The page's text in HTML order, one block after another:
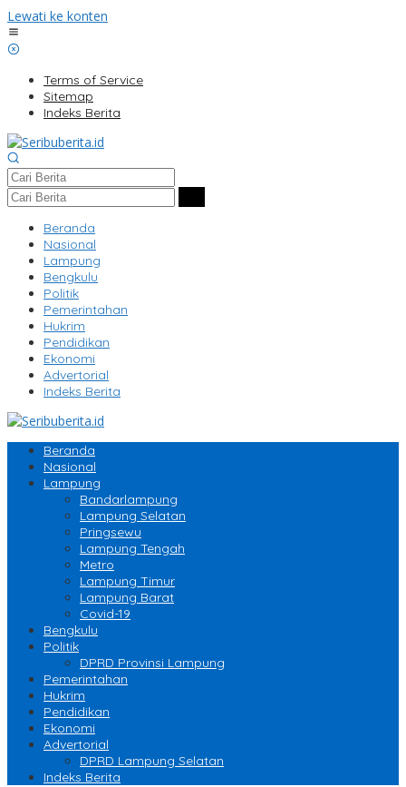
Lewati ke konten
Terms of Service
Sitemap
Indeks Berita
Beranda
Nasional
Lampung
Bengkulu
Politik
Pemerintahan
Hukrim
Pendidikan
Ekonomi
Advertorial
Indeks Berita
Beranda
Nasional
Lampung
Bandarlampung
Lampung Selatan
Pringsewu
Lampung Tengah
Metro
Lampung Timur
Lampung Barat
Covid-19
Bengkulu
Politik
DPRD Provinsi Lampung
Pemerintahan
Hukrim
Pendidikan
Ekonomi
Advertorial
DPRD Lampung Selatan
Indeks Berita